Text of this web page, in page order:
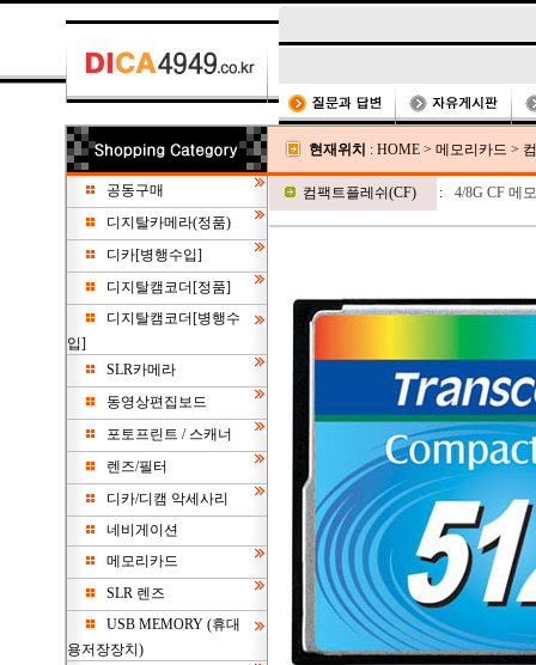
공동구매
디지탈카메라(정품)
디카[병행수입]
디지탈캠코더[정품]
디지탈캠코더[병행수
입]
SLR카메라
동영상편집보드
포토프린트 / 스캐너
렌즈/필터
디카/디캠 악세사리
네비게이션
메모리카드
SLR 렌즈
USB MEMORY (휴대
용저장장치)
현재위치 : HOME > 메모리카드 >
컴팩트플레쉬(CF) : 4/8G CF 메